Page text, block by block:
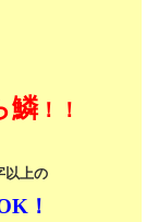
鱗！！
以上の
！